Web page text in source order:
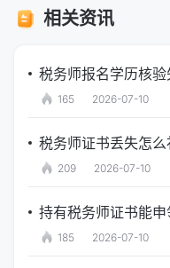
相关资讯
税务师报名学历核
165 2026-07-10
税务师证书丢失怎
209 2026-07-10
持有税务师证书能
185 2026-07-10